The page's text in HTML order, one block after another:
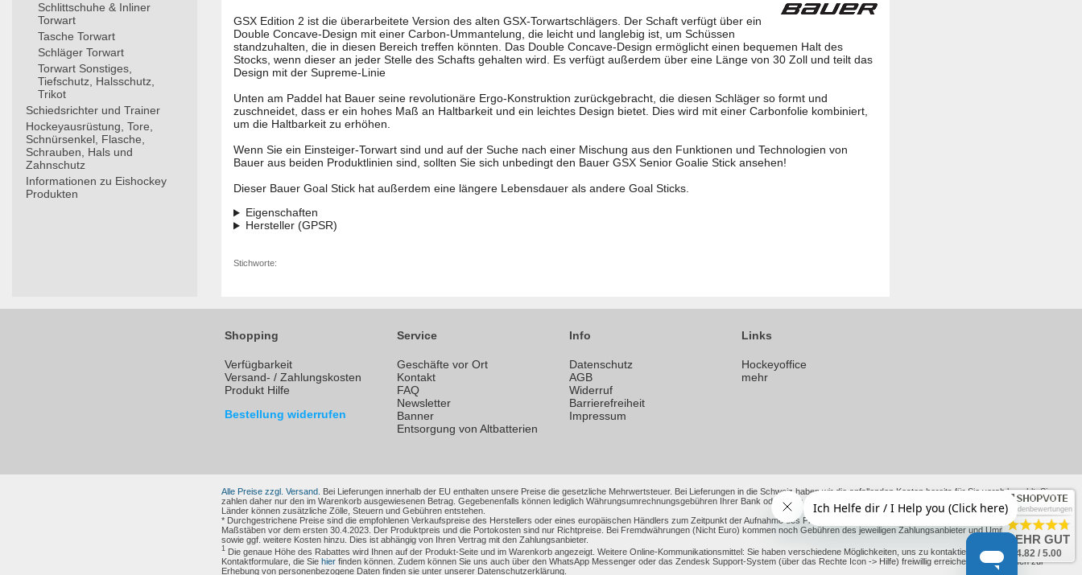
Schlittschuhe & Inliner
Torwart
Tasche Torwart
Schläger Torwart
Torwart Sonstiges,
Tiefschutz, Halsschutz,
Trikot
Schiedsrichter und Trainer
Hockeyausrüstung, Tore,
Schnürsenkel, Flasche,
Schrauben, Hals und
Zahnschutz
Informationen zu Eishockey
Produkten
GSX Edition 2 ist die überarbeitete Version des alten GSX-Torwartschlägers. Der Schaft verfügt über ein
Double Concave-Design mit einer Carbon-Ummantelung, die leicht und langlebig ist, um Schüssen
standzuhalten, die in diesen Bereich treffen könnten. Das Double Concave-Design ermöglicht einen bequemen Halt des
Stocks, wenn dieser an jeder Stelle des Schafts gehalten wird. Es verfügt außerdem über eine Länge von 30 Zoll und teilt das
Design mit der Supreme-Linie
Unten am Paddel hat Bauer seine revolutionäre Ergo-Konstruktion zurückgebracht, die diesen Schläger so formt und
zuschneidet, dass er ein hohes Maß an Haltbarkeit und ein leichtes Design bietet. Dies wird mit einer Carbonfolie kombiniert,
um die Haltbarkeit zu erhöhen.
Wenn Sie ein Einsteiger-Torwart sind und auf der Suche nach einer Mischung aus den Funktionen und Technologien von
Bauer aus beiden Produktlinien sind, sollten Sie sich unbedingt den Bauer GSX Senior Goalie Stick ansehen!
Dieser Bauer Goal Stick hat außerdem eine längere Lebensdauer als andere Goal Sticks.
Eigenschaften
Hersteller (GPSR)
Stichworte:
Shopping
Verfügbarkeit
Versand- / Zahlungskosten
Produkt Hilfe
Bestellung widerrufen
Service
Geschäfte vor Ort
Kontakt
FAQ
Newsletter
Banner
Entsorgung von Altbatterien
Info
Datenschutz
AGB
Widerruf
Barrierefreiheit
Impressum
Links
Hockeyoffice
mehr
Alle Preise zzgl. Versand. Bei Lieferungen innerhalb der EU enthalten unsere Preise die gesetzliche Mehrwertsteuer. Bei Lieferungen in die Schweiz haben wir die anfallenden Kosten bereits für Sie vorab bezahlt. Sie
zahlen daher nur den im Warenkorb ausgewiesenen Betrag. Gegebenenfalls können lediglich Währungsumrechnungsgebühren Ihrer Bank oder Ihres Kreditkartenanbieters anfallen. Bei Lieferungen in andere Nicht-EU-
Länder können zusätzliche Zölle, Steuern und Gebühren entstehen.
* Durchgestrichene Preise sind die empfohlenen Verkaufspreise des Herstellers oder eines europäischen Händlers zum Zeitpunkt der Aufnahme des Produktes in unseren Shop oder der neue Richtpreis nach alten
Maßstäben vor dem ersten 30.4.2023. Der Produktpreis und die Portokosten sind nur Richtpreise. Bei Fremdwährungen (Nicht Euro) kommen noch Gebühren des jeweiligen Zahlungsanbieter und Umrechnungskurse
sowie ggf. weitere Kosten hinzu. Dies ist abhängig von Ihren Vertrag mit den Zahlungsanbieter.
1 Die genaue Höhe des Rabattes wird Ihnen auf der Produkt-Seite und im Warenkorb angezeigt. Weitere Online-Kommunikationsmittel: Sie haben verschiedene Möglichkeiten, uns zu kontaktieren, darunter unsere
Kontaktformulare, die Sie hier finden können. Zudem können Sie uns auch über den WhatsApp Messenger oder das Zendesk Support-System (über das Rechte Icon -> Hilfe) freiwillig erreichen. Informationen zur
Erhebung von personenbezogene Daten finden sie unter unserer Datenschutzerklärung.
Kundenbewertungen
SEHR GUT
4.82 / 5.00